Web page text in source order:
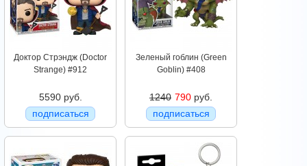
Доктор Стрэндж (Doctor
Strange) #912
5590 руб.
подписаться
Зеленый гоблин (Green
Goblin) #408
1240 790 руб.
подписаться